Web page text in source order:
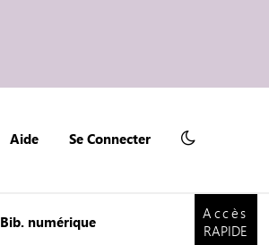
Aide
Se Connecter
Bib. numérique
Accès
RAPIDE